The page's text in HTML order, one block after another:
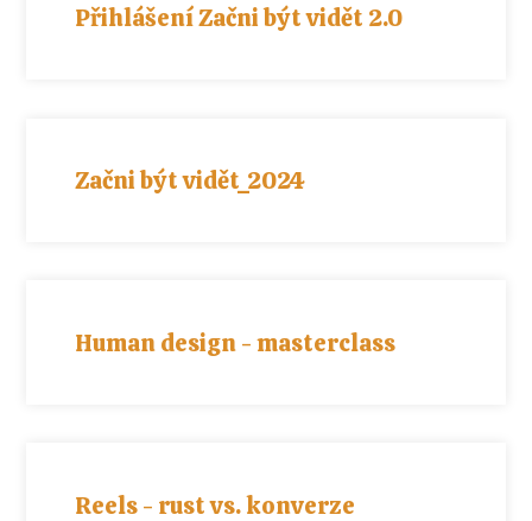
Přihlášení Začni být vidět 2.0
Začni být vidět_2024
Human design - masterclass
Reels - rust vs. konverze